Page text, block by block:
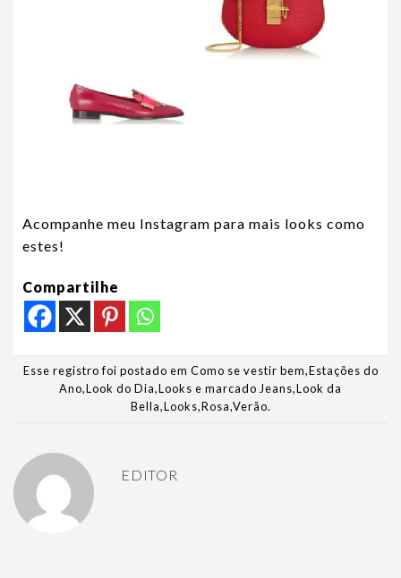
Acompanhe meu Instagram para mais looks como
estes!
Compartilhe
Esse registro foi postado em Como se vestir bem,Estações do
Ano,Look do Dia,Looks e marcado Jeans,Look da
Bella,Looks,Rosa,Verão.
EDITOR